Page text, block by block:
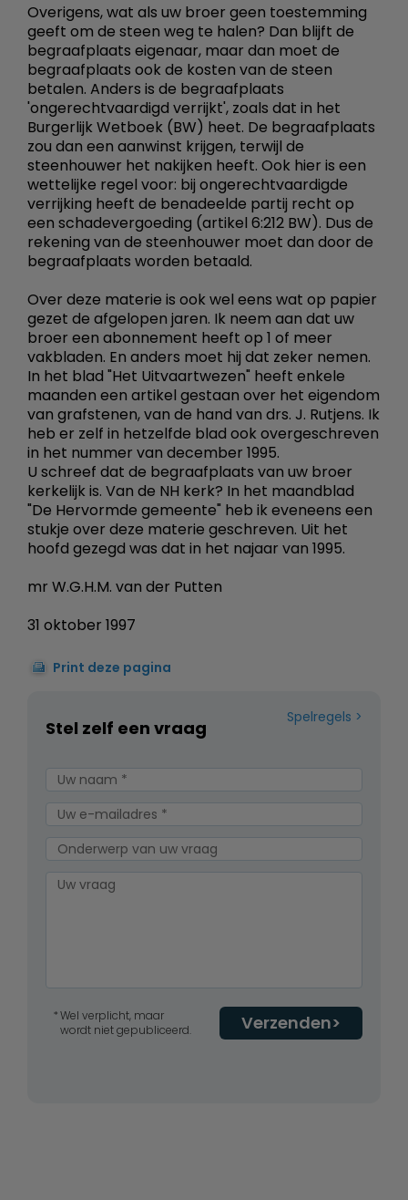
Overigens, wat als uw broer geen toestemming
geeft om de steen weg te halen? Dan blijft de
begraafplaats eigenaar, maar dan moet de
begraafplaats ook de kosten van de steen
betalen. Anders is de begraafplaats
'ongerechtvaardigd verrijkt', zoals dat in het
Burgerlijk Wetboek (BW) heet. De begraafplaats
zou dan een aanwinst krijgen, terwijl de
steenhouwer het nakijken heeft. Ook hier is een
wettelijke regel voor: bij ongerechtvaardigde
verrijking heeft de benadeelde partij recht op
een schadevergoeding (artikel 6:212 BW). Dus de
rekening van de steenhouwer moet dan door de
begraafplaats worden betaald.
Over deze materie is ook wel eens wat op papier
gezet de afgelopen jaren. Ik neem aan dat uw
broer een abonnement heeft op 1 of meer
vakbladen. En anders moet hij dat zeker nemen.
In het blad "Het Uitvaartwezen" heeft enkele
maanden een artikel gestaan over het eigendom
van grafstenen, van de hand van drs. J. Rutjens. Ik
heb er zelf in hetzelfde blad ook overgeschreven
in het nummer van december 1995.
U schreef dat de begraafplaats van uw broer
kerkelijk is. Van de NH kerk? In het maandblad
"De Hervormde gemeente" heb ik eveneens een
stukje over deze materie geschreven. Uit het
hoofd gezegd was dat in het najaar van 1995.
mr W.G.H.M. van der Putten
31 oktober 1997
Print deze pagina
Spelregels
Stel zelf een vraag
Verzenden
Wel verplicht, maar
wordt niet gepubliceerd.